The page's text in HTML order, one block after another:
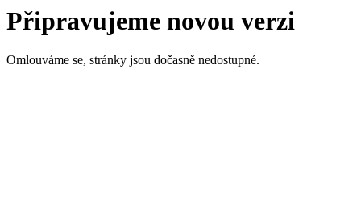
Připravujeme novou verzi
Omlouváme se, stránky jsou dočasně nedostupné.